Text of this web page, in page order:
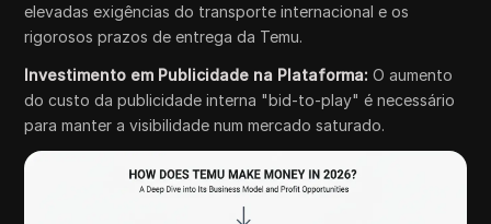
elevadas exigências do transporte internacional e os
rigorosos prazos de entrega da Temu.
Investimento em Publicidade na Plataforma: O aumento
do custo da publicidade interna "bid-to-play" é necessário
para manter a visibilidade num mercado saturado.